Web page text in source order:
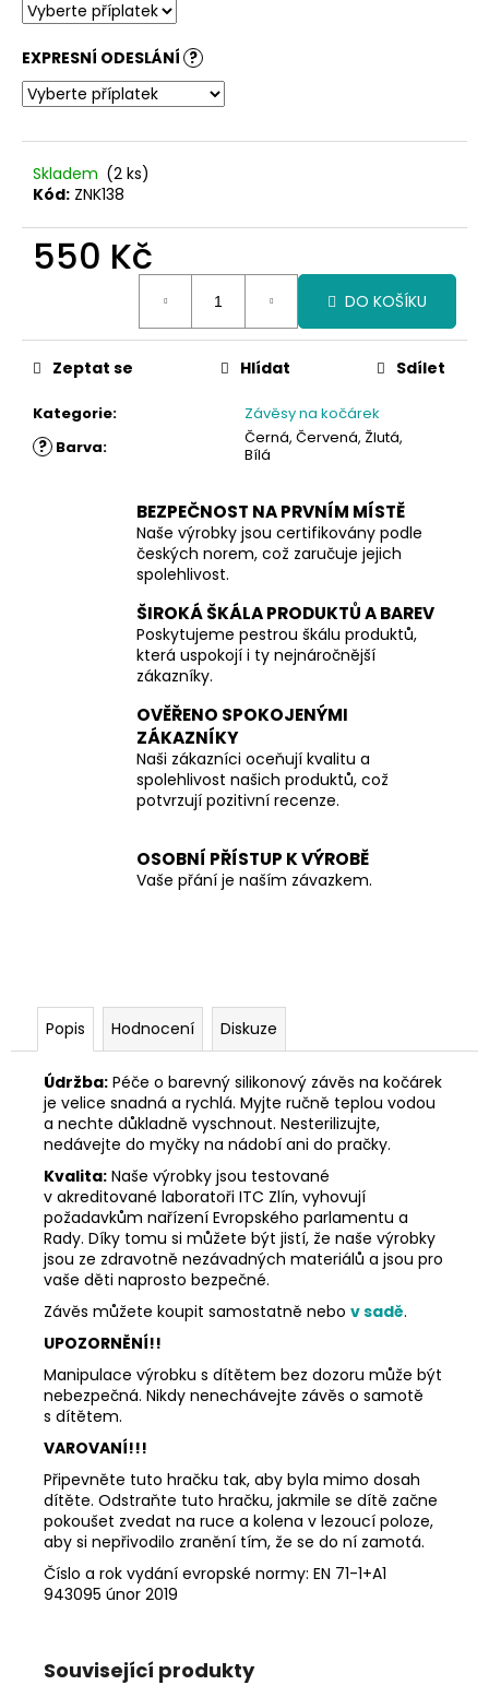
EXPRESNÍ ODESLÁNÍ ?
Skladem (2 ks)
Kód: ZNK138
550 Kč
DO KOŠÍKU
Kategorie: Závěsy na kočárek
? Barva:
Černá, Červená, Žlutá,
Bílá
Zeptat se Hlídat Sdílet
BEZPEČNOST NA PRVNÍM MÍSTĚ
Naše výrobky jsou certifikovány podle
českých norem, což zaručuje jejich
spolehlivost.
ŠIROKÁ ŠKÁLA PRODUKTŮ A BAREV
Poskytujeme pestrou škálu produktů,
která uspokojí i ty nejnáročnější
zákazníky.
OVĚŘENO SPOKOJENÝMI
ZÁKAZNÍKY
Naši zákazníci oceňují kvalitu a
spolehlivost našich produktů, což
potvrzují pozitivní recenze.
OSOBNÍ PŘÍSTUP K VÝROBĚ
Vaše přání je naším závazkem.
Popis Hodnocení Diskuze
Údržba: Péče o barevný silikonový závěs na kočárek
je velice snadná a rychlá. Myjte ručně teplou vodou
a nechte důkladně vyschnout. Nesterilizujte,
nedávejte do myčky na nádobí ani do pračky.
Kvalita: Naše výrobky jsou testované
v akreditované laboratoři ITC Zlín, vyhovují
požadavkům nařízení Evropského parlamentu a
Rady. Díky tomu si můžete být jistí, že naše výrobky
jsou ze zdravotně nezávadných materiálů a jsou pro
vaše děti naprosto bezpečné.
Závěs můžete koupit samostatně nebo v sadě.
UPOZORNĚNÍ!!
Manipulace výrobku s dítětem bez dozoru může být
nebezpečná. Nikdy nenechávejte závěs o samotě
s dítětem.
VAROVANÍ!!!
Připevněte tuto hračku tak, aby byla mimo dosah
dítěte. Odstraňte tuto hračku, jakmile se dítě začne
pokoušet zvedat na ruce a kolena v lezoucí poloze,
aby si nepřivodilo zranění tím, že se do ní zamotá.
Číslo a rok vydání evropské normy: EN 71-1+A1
943095 únor 2019
Související produkty